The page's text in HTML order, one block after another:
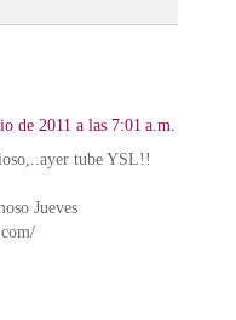
de 2011 a las 7:01 a.m.
tube YSL!!
Jueves